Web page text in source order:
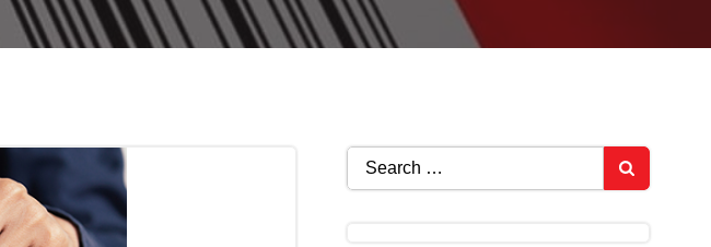
Search
for: